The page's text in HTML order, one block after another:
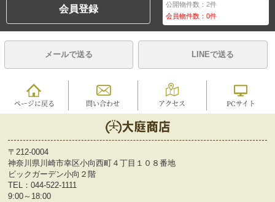
会員登録 公開物件数：2件
会員物件数：0件
メールで送る LINEで送る
ページに戻る 問い合わせ アクセス PCサイト
〒212-0004
神奈川県川崎市幸区小向西町４丁目１０８番地
ビックガーデン小向２階
TEL： 044-522-1111
9:00～18:00